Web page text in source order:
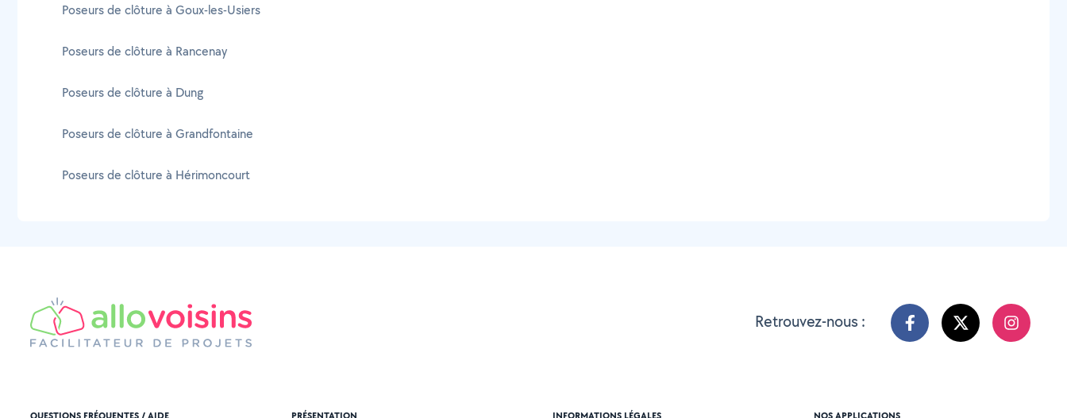
Poseurs de clôture à Goux-les-Usiers
Poseurs de clôture à Rancenay
Poseurs de clôture à Dung
Poseurs de clôture à Grandfontaine
Poseurs de clôture à Hérimoncourt
Retrouvez-nous :